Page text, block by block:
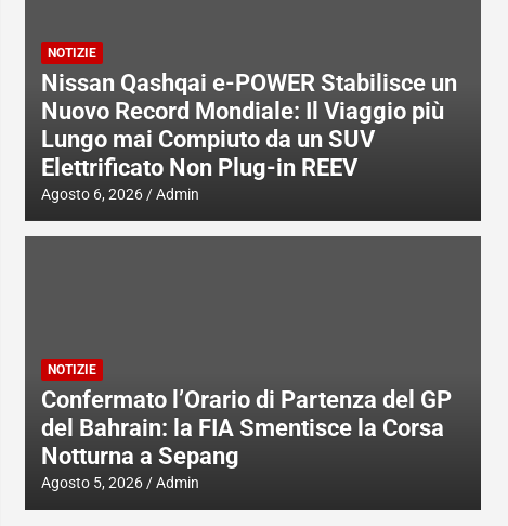
NOTIZIE
Nissan Qashqai e-POWER Stabilisce un
Nuovo Record Mondiale: Il Viaggio più
Lungo mai Compiuto da un SUV
Elettrificato Non Plug-in REEV
Agosto 6, 2026 Admin
NOTIZIE
Confermato l’Orario di Partenza del GP
del Bahrain: la FIA Smentisce la Corsa
Notturna a Sepang
Agosto 5, 2026 Admin